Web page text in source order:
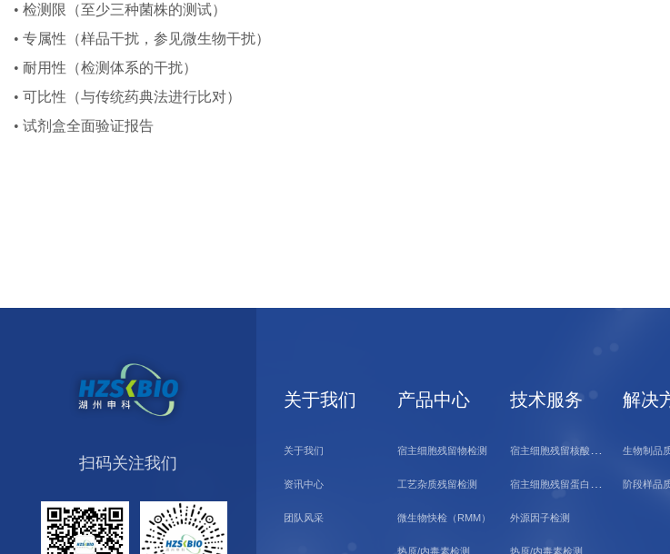
• 检测限（至少三种菌株的测试）
• 专属性（样品干扰，参见微生物干扰）
• 耐用性（检测体系的干扰）
• 可比性（与传统药典法进行比对）
• 试剂盒全面验证报告
扫码关注我们
关于我们
关于我们
资讯中心
团队风采
产品中心
宿主细胞残留物检测
工艺杂质残留检测
微生物快检（RMM）
热原/内毒素检测
技术服务
外源因子检测
热原/内毒素检测
解决
生物制品
阶段样品